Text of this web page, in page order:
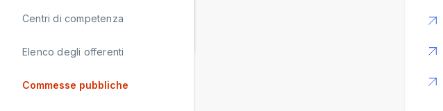
obsoleto
Centri di competenza
Elenco degli offerenti
Commesse pubbliche